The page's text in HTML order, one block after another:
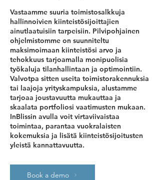
Vastaamme suuria toimistosalkkuja
hallinnoivien kiinteistösijoittajien
ainutlaatuisiin tarpeisiin. Pilvipohjainen
ohjelmistomme on suunniteltu
maksimoimaan kiinteistösi arvo ja
tehokkuus tarjoamalla monipuolisia
työkaluja tilanhallintaan ja optimointiin.
Valvotpa sitten useita toimistorakennuksia
tai laajoja yrityskampuksia, alustamme
tarjoaa joustavuutta mukauttaa ja
skaalata portfoliosi vaatimusten mukaan.
InBlissin avulla voit virtaviivaistaa
toimintaa, parantaa vuokralaisten
kokemuksia ja lisätä kiinteistösijoitusten
yleistä kannattavuutta.
Book a demo